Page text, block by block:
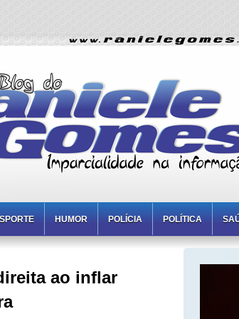
HUMOR POLÍCIA POLÍTICA
ao inflar